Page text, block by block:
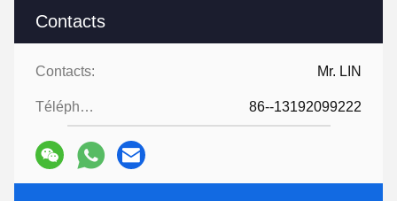
Contacts
Contacts: Mr. LIN
Téléphone: 86--13192099222